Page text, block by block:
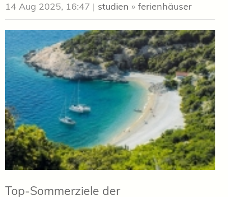
14 Aug 2025, 16:47 | studien » ferienhäuser
Top-Sommerziele der